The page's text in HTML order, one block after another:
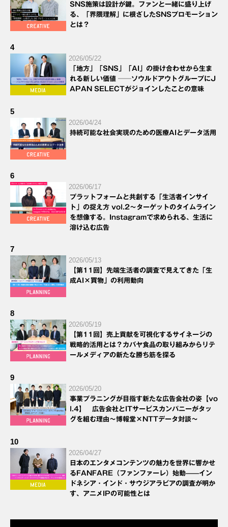
SNS施策は設計が鍵。ファンと一緒に盛り上げ
る、「界隈理解」に根ざしたSNSプロモーション
とは？
4
2026/05/22
「地方」「SNS」「AI」の掛け合わせから生ま
れる新しい価値 ──ソウルドアウトグループにJ
APAN SELECTがジョインしたことの意味
5
2026/04/24
持続可能な社会実現のための医療AIとデータ活用
6
2026/06/17
プラットフォームと共創する「生活者インサイ
ト」の捉え方 vol.2～ターゲットのタイムライン
を想像する。Instagramで求められる、生活に
溶け込む広告
7
2026/05/13
【第11回】先端生活者の調査で見えてきた「生
成AI×買物」の利用動向
8
2026/05/19
【第11回】売上貢献を可視化するサイネージの
戦略的活用とは？カバヤ食品の取り組みからリテ
ールメディアの新たな勝ち筋を探る
9
2026/05/20
事業プラニングが目指す新たな広告会社の姿【vo
l.4】 広告会社とITサービスカンパニーがタッ
グを組む理由～博報堂×NTTデータ対談～
10
2026/04/27
日本のエンタメコンテンツの魅力を世界に響かせ
るFANFARE（ファンファーレ）始動——イン
ドネシア・インド・サウジアラビアの調査が明か
す、アニメIPの可能性とは